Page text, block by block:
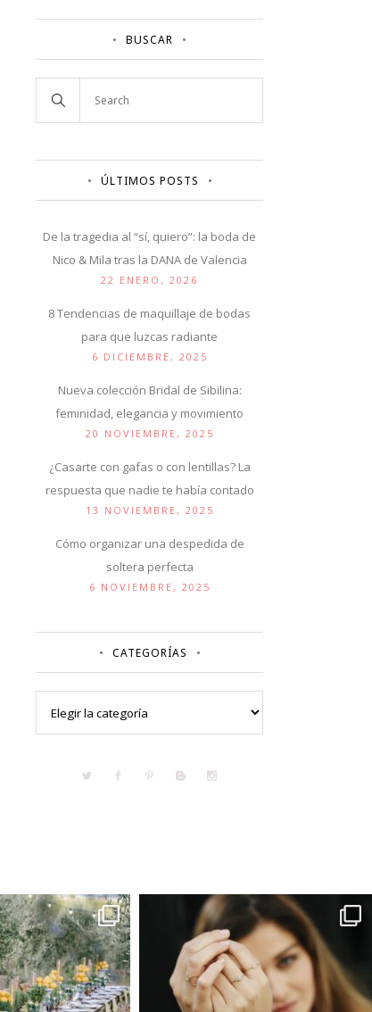
BUSCAR
ÚLTIMOS POSTS
De la tragedia al “sí, quiero”: la boda de
Nico & Mila tras la DANA de Valencia
22 ENERO, 2026
8 Tendencias de maquillaje de bodas
para que luzcas radiante
6 DICIEMBRE, 2025
Nueva colección Bridal de Sibilina:
feminidad, elegancia y movimiento
20 NOVIEMBRE, 2025
¿Casarte con gafas o con lentillas? La
respuesta que nadie te había contado
13 NOVIEMBRE, 2025
Cómo organizar una despedida de
soltera perfecta
6 NOVIEMBRE, 2025
CATEGORÍAS